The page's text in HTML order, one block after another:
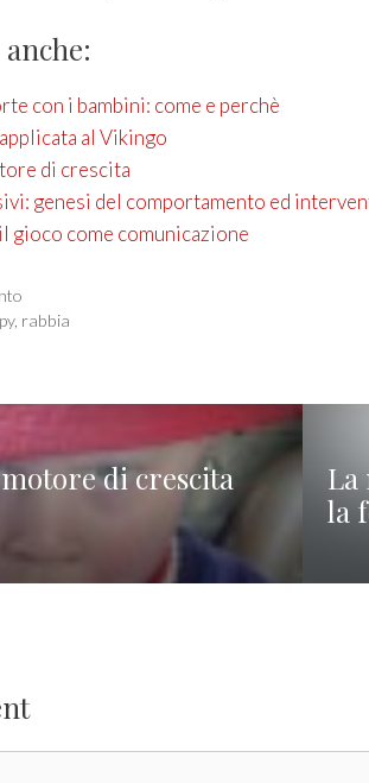
con i bambini: come e perchè
al Vikingo
di crescita
genesi del comportamento ed
gioco come comunicazione
, rabbia
di crescita
La
la